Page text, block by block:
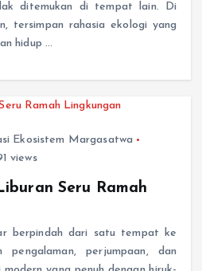
ditemukan di tempat lain. Di
tersimpan rahasia ekologi yang
hidup …
Ekosistem Margasatwa
views
Seru Ramah
berpindah dari satu tempat ke
perjumpaan, dan